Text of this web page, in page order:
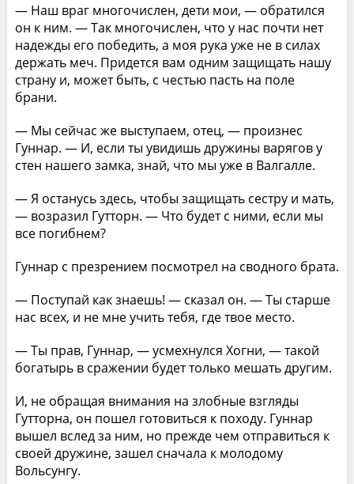
— Наш враг многочислен, дети мои, — обратился
он к ним. — Так многочислен, что у нас почти нет
надежды его победить, а моя рука уже не в силах
держать меч. Придется вам одним защищать нашу
страну и, может быть, с честью пасть на поле
брани.
— Мы сейчас же выступаем, отец, — произнес
Гуннар. — И, если ты увидишь дружины варягов у
стен нашего замка, знай, что мы уже в Валгалле.
— Я останусь здесь, чтобы защищать сестру и мать,
— возразил Гутторн. — Что будет с ними, если мы
все погибнем?
Гуннар с презрением посмотрел на сводного брата.
— Поступай как знаешь! — сказал он. — Ты старше
нас всех, и не мне учить тебя, где твое место.
— Ты прав, Гуннар, — усмехнулся Хогни, — такой
богатырь в сражении будет только мешать другим.
И, не обращая внимания на злобные взгляды
Гутторна, он пошел готовиться к походу. Гуннар
вышел вслед за ним, но прежде чем отправиться к
своей дружине, зашел сначала к молодому
Вольсунгу.